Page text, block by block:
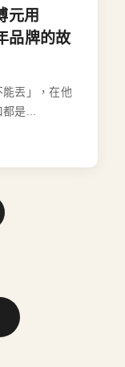
元用
品牌的故
丟」，在他
是...